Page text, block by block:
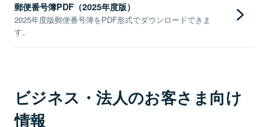
郵便番号簿PDF（2025年度版）
2025年度版郵便番号簿をPDF形式でダウンロードできま
す。
ビジネス・法人のお客さま向け
情報